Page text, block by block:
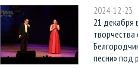
2024-12-23
21 декабря
песни» под